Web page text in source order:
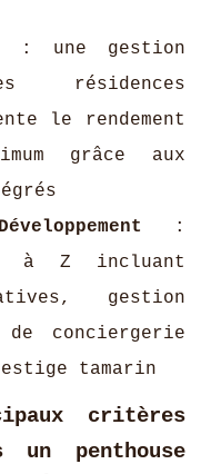
: une gestion
résidences
le rendement
grâce aux
:
à Z incluant
gestion
conciergerie
tamarin
critères
un penthouse